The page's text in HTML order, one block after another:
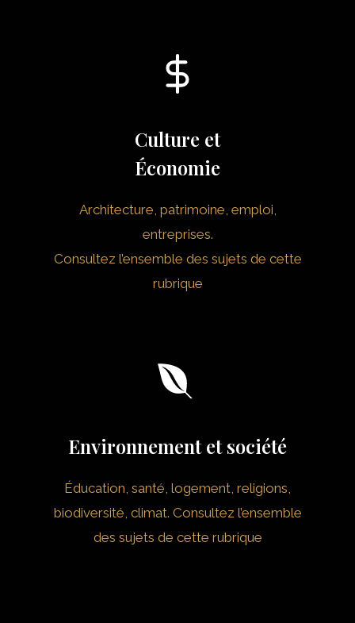
Culture et
Économie
Architecture, patrimoine, emploi,
entreprises.
Consultez l’ensemble des sujets de cette
rubrique
Environnement et société
Éducation, santé, logement, religions,
biodiversité, climat. Consultez l’ensemble
des sujets de cette rubrique